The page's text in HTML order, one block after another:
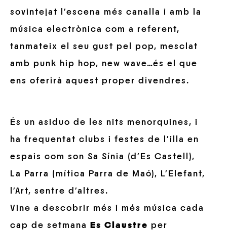
sovintejat l’escena més canalla i amb la
música electrònica com a referent,
tanmateix el seu gust pel pop, mesclat
amb punk hip hop, new wave…és el que
ens oferirà aquest proper divendres.
És un asiduo de les nits menorquines, i
ha frequentat clubs i festes de l’illa en
espais com son Sa Sínia (d’Es Castell),
La Parra (mítica Parra de Maó), L’Elefant,
l’Art, sentre d’altres.
Vine a descobrir més i més música cada
cap de setmana
Es Claustre per